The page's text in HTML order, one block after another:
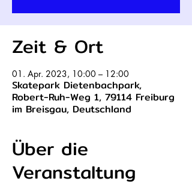
Zeit & Ort
01. Apr. 2023, 10:00 – 12:00
Skatepark Dietenbachpark,
Robert-Ruh-Weg 1, 79114 Freiburg
im Breisgau, Deutschland
Über die
Veranstaltung